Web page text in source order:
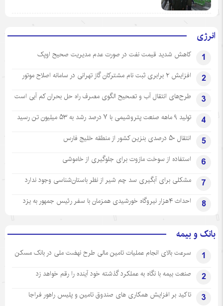
انرژی
1 کاهش شدید قیمت نفت در صورت عدم مدیریت صحیح اوپک
2 افزایش ۲ برابری ثبت نام مشترکان گاز تهرانی‌ در سامانه اصلاح موتور
3 طرح‌های انتقال آب و تصحیح الگوی مصرف راه حل بحران کم آبی است
4 تولید ۹ ماهه صنعت پتروشیمی با ۷ درصد رشد به ۵۳ میلیون تن رسید
5 انتقال ۵۰ درصدی بنزین کشور از منطقه خلیج فارس
6 استفاده از سوخت مازوت برای جلوگیری از خاموشی
7 مشکلی برای آبگیری سد چم شیر از نظر باستان‌شناسی وجود ندارد
8 احداث ۴هزار نیروگاه خورشیدی همزمان با سفر رئیس جمهور به یزد
بانک و بیمه
1 سرعت بالای انجام عملیات تامین مالی طرح نهضت ملی در بانک مسکن
2 صنعت بیمه با نگاه به عملکرد گذشته خود آینده را رقم خواهد زد
3 تاکید بر افزایش همکاری های صندوق تامین و پلیس راهور فراجا